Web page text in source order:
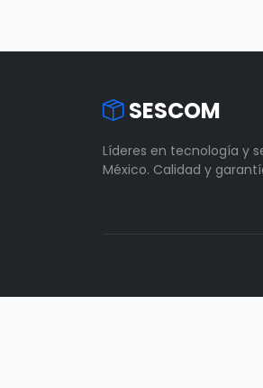
SESCOM
Líderes en tecnología y
México. Calidad y